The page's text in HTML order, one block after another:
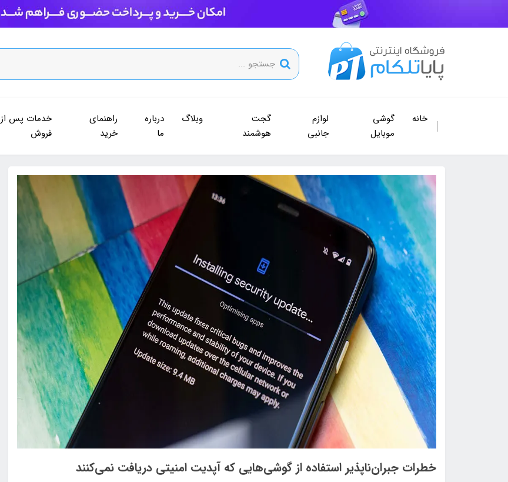
خانه
گوشی
موبایل
لوازم
جانبی
گجت
هوشمند
وبلاگ
درباره
ما
راهنمای
خرید
خدمات پس از
فروش
خطرات جبران‌ناپذیر استفاده از گوشی‌هایی که آپدیت امنیتی دریافت نمی‌کنند